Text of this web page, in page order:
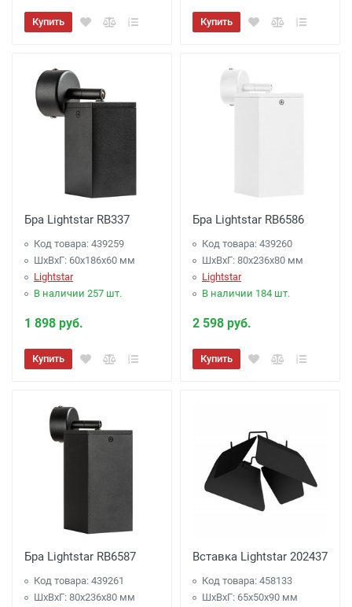
Купить Купить
Бра Lightstar RB337
Код товара: 439259
ШхВхГ: 60x186x60 мм
Lightstar
В наличии 257 шт.
1 898 руб.
Купить
Бра Lightstar RB6586
Код товара: 439260
ШхВхГ: 80x236x80 мм
Lightstar
В наличии 184 шт.
2 598 руб.
Купить
Бра Lightstar RB6587
Код товара: 439261
ШхВхГ: 80x236x80 мм
Вставка Lightstar 202437
Код товара: 458133
ШхВхГ: 65x50x90 мм